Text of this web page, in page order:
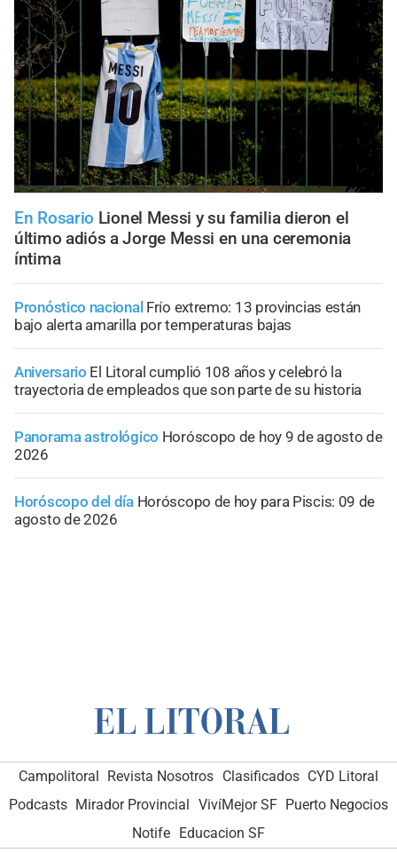
En Rosario Lionel Messi y su familia dieron el
último adiós a Jorge Messi en una ceremonia
íntima
Pronóstico nacional Frío extremo: 13 provincias están
bajo alerta amarilla por temperaturas bajas
Aniversario El Litoral cumplió 108 años y celebró la
trayectoria de empleados que son parte de su historia
Panorama astrológico Horóscopo de hoy 9 de agosto de
2026
Horóscopo del día Horóscopo de hoy para Piscis: 09 de
agosto de 2026
Campolitoral Revista Nosotros Clasificados CYD Litoral
Podcasts Mirador Provincial VivíMejor SF Puerto Negocios
Notife
Educacion SF